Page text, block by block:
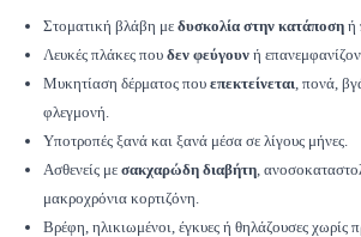
Στοματική βλάβη με δυσκολία στην κατάποσηή
Λευκές πλάκες που δεν φεύγουνή
Μυκητίαση δέρματος που επεκτείνεται, πονά,
φλεγμονή.
Υποτροπές ξανά και ξανά μέσα σε λίγους μήνες.
Ασθενείς με σακχαρώδη διαβήτη,
μακροχρόνια κορτιζόνη.
Βρέφη, ηλικιωμένοι, έγκυες ή θηλάζουσες χωρίς